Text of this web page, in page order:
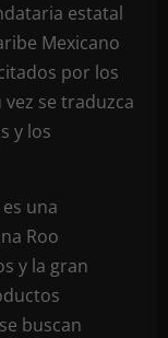
estatal
Mexicano
por los
se traduzca
y los
una
Roo
y la gran
buscan